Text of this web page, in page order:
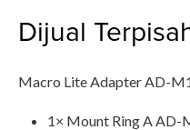
Dijual
Macro Lite Adapter AD-
1× Mount Ring A